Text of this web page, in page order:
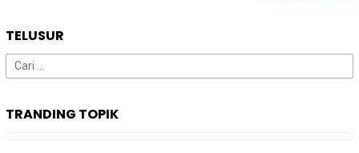
TELUSUR
Cari
untuk:
TRANDING TOPIK